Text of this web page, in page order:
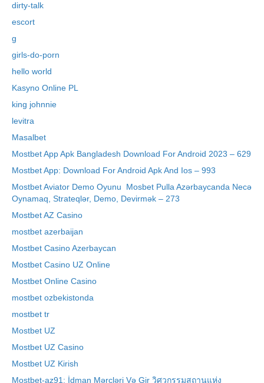
dirty-talk
escort
g
girls-do-porn
hello world
Kasyno Online PL
king johnnie
levitra
Masalbet
Mostbet App Apk Bangladesh Download For Android 2023 – 629
Mostbet App: Download For Android Apk And Ios – 993
Mostbet Aviator Demo Oyunu ️ Mosbet Pulla Azərbaycanda Necə
Oynamaq, Strateqlər, Demo, Devirmək – 273
Mostbet AZ Casino
mostbet azerbaijan
Mostbet Casino Azerbaycan
Mostbet Casino UZ Online
Mostbet Online Casino
mostbet ozbekistonda
mostbet tr
Mostbet UZ
Mostbet UZ Casino
Mostbet UZ Kirish
Mostbet-az91: İdman Mərcləri Və Gir วิศวกรรมสถานแห่ง